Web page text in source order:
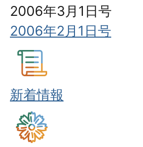
2006年3月1日号
2006年2月1日号
新着情報